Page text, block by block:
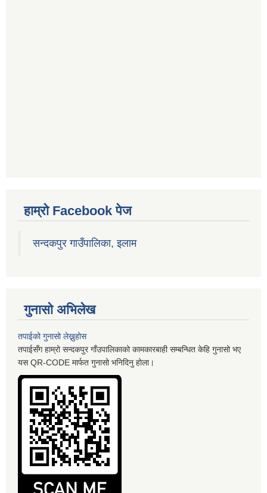
हाम्रो Facebook पेज
सन्दकपुर गाउँपालिका, इलाम
गुनासो अभिलेख
तपाईको गुनासो लेख्नुहोस
तपाईसँग हाम्रो सन्दकपुर गाँउपालिकाको कामकारबाही सम्बन्धित केहि गुनासो भए
यस QR-CODE मार्फत गुनासो भनिदिनु होला।